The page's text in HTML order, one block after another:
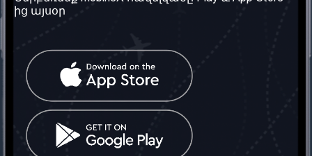
Մեր ծառայությունները
Պայմաններ և դրույթներ
Հաճախ տրվող հարցեր
Կապ մեզ հետ
Միացյալ
Թագավորություն: Մենք
գործընկեր ենք
Տարածել
սոցիալական
ցանցում
ից այսօր